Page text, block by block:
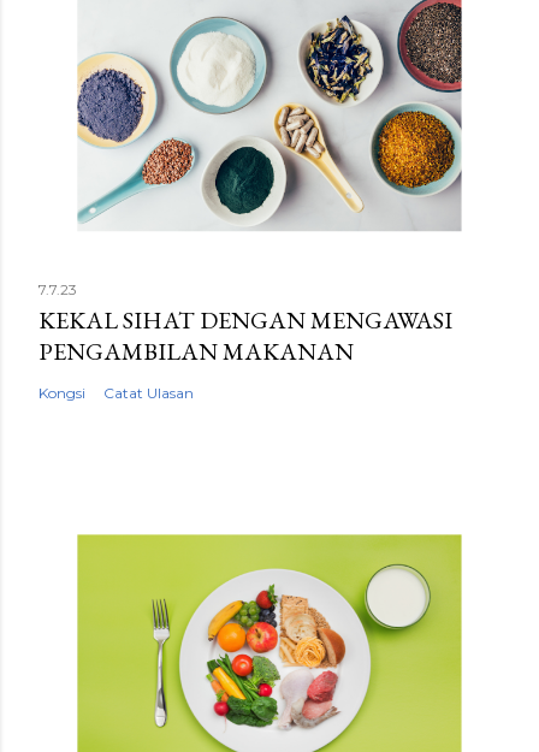
7.7.23
KEKAL SIHAT DENGAN MENGAWASI
PENGAMBILAN MAKANAN
Kongsi Catat Ulasan